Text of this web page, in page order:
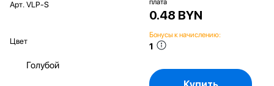
Арт. VLP-S
Цвет
Голубой
плата
0.48 BYN
Бонусы к начислению:
1